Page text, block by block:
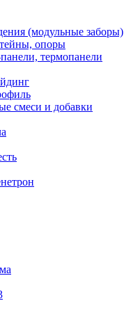
(модульные заборы)
опоры
термопанели
смеси и добавки